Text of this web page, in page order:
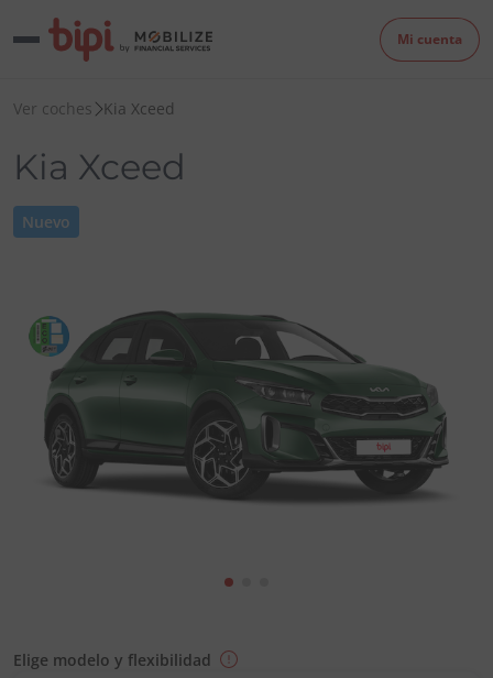
Mi cuenta
Ver coches Kia Xceed
Kia Xceed
Nuevo
Elige modelo y flexibilidad